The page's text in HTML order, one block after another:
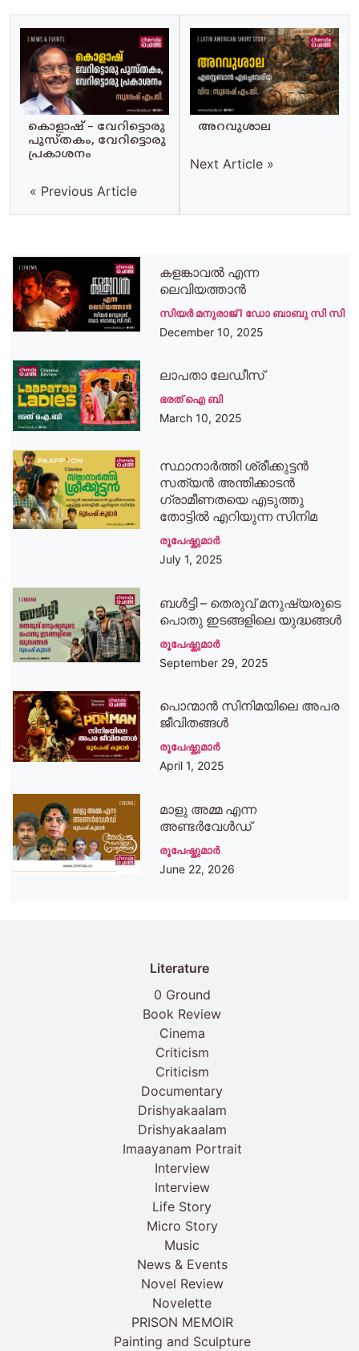
കൊളാഷ് – വേറിട്ടൊരു
പുസ്തകം, വേറിട്ടൊരു
പ്രകാശനം
« Previous Article
അറവുശാല
Next Article »
കളങ്കാവല്‍ എന്ന
ലെവിയത്താന്‍
സിയര്‍ മനുരാജ് I ഡോ ബാബു സി സി
December 10, 2025
ലാപതാ ലേഡീസ്
ഭരത് ഐ ബി
March 10, 2025
സ്ഥാനാര്‍ത്തി ശ്രീക്കുട്ടന്‍
സത്യന്‍ അന്തിക്കാടന്‍
ഗ്രാമീണതയെ എടുത്തു
തോട്ടില്‍ എറിയുന്ന സിനിമ
രൂപേഷ്കുമാര്‍
July 1, 2025
ബള്‍ട്ടി – തെരുവ് മനുഷ്യരുടെ
പൊതു ഇടങ്ങളിലെ യുദ്ധങ്ങള്‍
രൂപേഷ്കുമാര്‍
September 29, 2025
പൊന്മാന്‍ സിനിമയിലെ അപര
ജീവിതങ്ങള്‍
രൂപേഷ്കുമാര്‍
April 1, 2025
മാളു അമ്മ എന്ന
അണ്ടര്‍വേള്‍ഡ്
രൂപേഷ്കുമാര്‍
June 22, 2026
Literature
0 Ground
Book Review
Cinema
Criticism
Criticism
Documentary
Drishyakaalam
Drishyakaalam
Imaayanam Portrait
Interview
Interview
Life Story
Micro Story
Music
News & Events
Novel Review
Novelette
PRISON MEMOIR
Painting and Sculpture